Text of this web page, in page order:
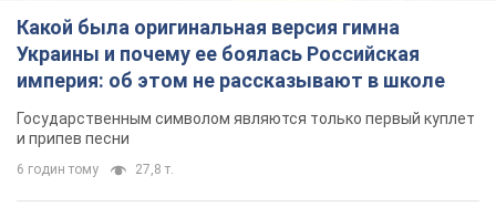
Какой была оригинальная версия гимна
Украины и почему ее боялась Российская
империя: об этом не рассказывают в школе
Государственным символом являются только первый куплет
и припев песни
6 годин тому 27,8 т.